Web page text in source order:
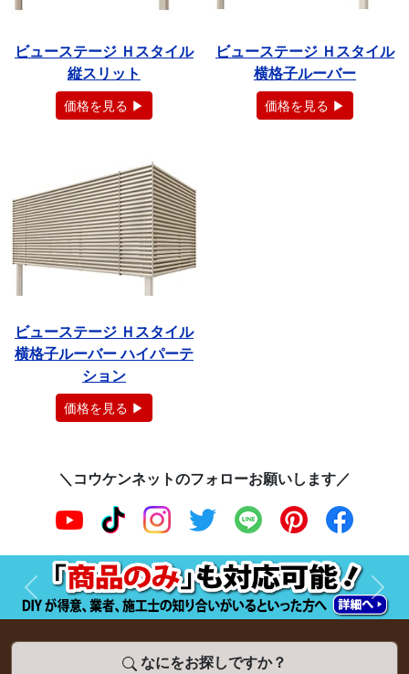
ビューステージ Ｈスタイル
縦スリット
価格を見る ▶
ビューステージ Ｈスタイル
横格子ルーバー
価格を見る ▶
ビューステージ Ｈスタイル
横格子ルーバー ハイパーテ
ション
価格を見る ▶
＼コウケンネットのフォローお願いします／
前へ 次へ
なにをお探しですか？